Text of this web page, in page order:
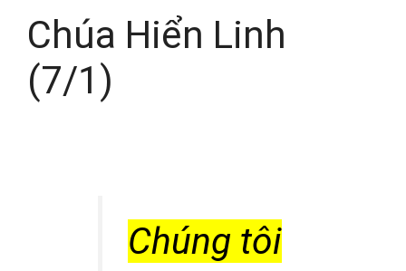
Chúa Hiển Linh
(7/1)
Chúng tôi